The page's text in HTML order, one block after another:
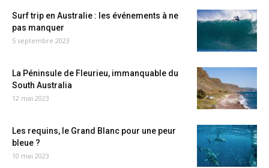
Surf trip en Australie : les événements à ne
pas manquer
5 septembre 2023
La Péninsule de Fleurieu, immanquable du
South Australia
12 mai 2023
Les requins, le Grand Blanc pour une peur
bleue ?
10 mai 2023